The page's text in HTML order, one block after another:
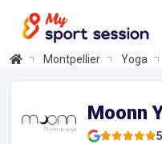
Montpellier Yoga
Moonn